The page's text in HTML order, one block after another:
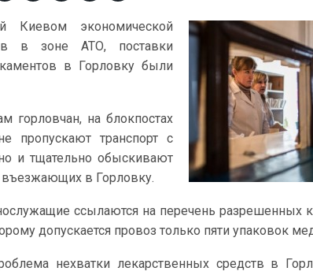
Киевом экономической
в зоне АТО, поставки
в Горловку были
горловчан, на блокпостах
пропускают транспорт с
и тщательно обыскивают
в Горловку.
ссылаются на перечень разрешенных
допускается провоз только пяти упаковок
нехватки лекарственных средств в